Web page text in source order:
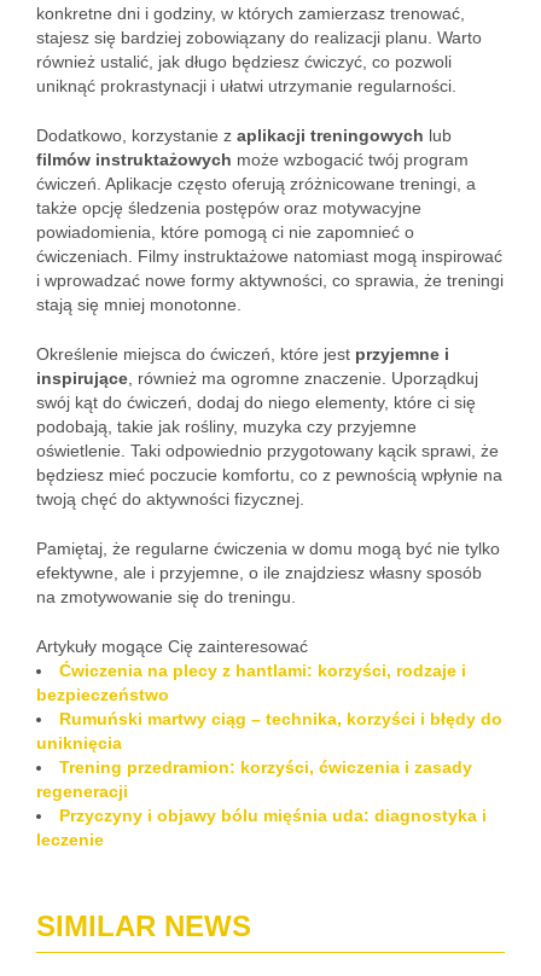
konkretne dni i godziny, w których zamierzasz trenować,
stajesz się bardziej zobowiązany do realizacji planu. Warto
również ustalić, jak długo będziesz ćwiczyć, co pozwoli
uniknąć prokrastynacji i ułatwi utrzymanie regularności.
Dodatkowo, korzystanie z aplikacji treningowych lub
filmów instruktażowych może wzbogacić twój program
ćwiczeń. Aplikacje często oferują zróżnicowane treningi, a
także opcję śledzenia postępów oraz motywacyjne
powiadomienia, które pomogą ci nie zapomnieć o
ćwiczeniach. Filmy instruktażowe natomiast mogą inspirować
i wprowadzać nowe formy aktywności, co sprawia, że treningi
stają się mniej monotonne.
Określenie miejsca do ćwiczeń, które jest przyjemne i
inspirujące , również ma ogromne znaczenie. Uporządkuj
swój kąt do ćwiczeń, dodaj do niego elementy, które ci się
podobają, takie jak rośliny, muzyka czy przyjemne
oświetlenie. Taki odpowiednio przygotowany kącik sprawi, że
będziesz mieć poczucie komfortu, co z pewnością wpłynie na
twoją chęć do aktywności fizycznej.
Pamiętaj, że regularne ćwiczenia w domu mogą być nie tylko
efektywne, ale i przyjemne, o ile znajdziesz własny sposób
na zmotywowanie się do treningu.
Artykuły mogące Cię zainteresować
Ćwiczenia na plecy z hantlami: korzyści, rodzaje i
bezpieczeństwo
Rumuński martwy ciąg – technika, korzyści i błędy do
uniknięcia
Trening przedramion: korzyści, ćwiczenia i zasady
regeneracji
Przyczyny i objawy bólu mięśnia uda: diagnostyka i
leczenie
SIMILAR NEWS